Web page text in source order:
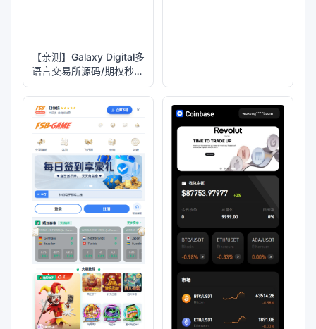
【亲测】Galaxy Digital多
语言交易所源码/期权秒合
约+杠杆合约+智能合约投
资理财+NTF+贷款+输赢
控制